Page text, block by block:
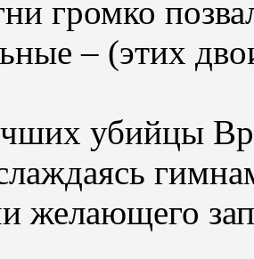
громко
– (этих
убийцы
желающего